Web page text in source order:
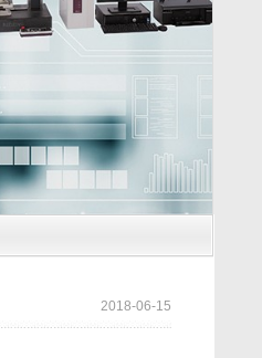
2018-06-15